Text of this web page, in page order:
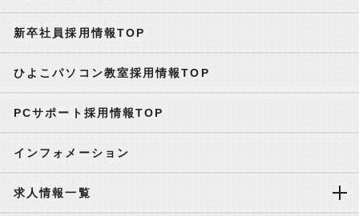
新卒社員採用情報TOP
ひよこパソコン教室採用情報TOP
PCサポート採用情報TOP
インフォメーション
求人情報一覧